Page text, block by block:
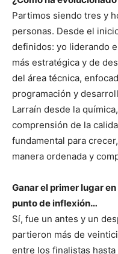
Partimos siendo tres y
personas. Desde el
definidos: yo liderando
más estratégica y de
del área técnica,
programación y
Larraín desde la
comprensión de la
fundamental para
manera ordenada y
Ganar el primer lugar
punto de inflexión…
Sí, fue un antes y un
partieron más de
entre los finalistas